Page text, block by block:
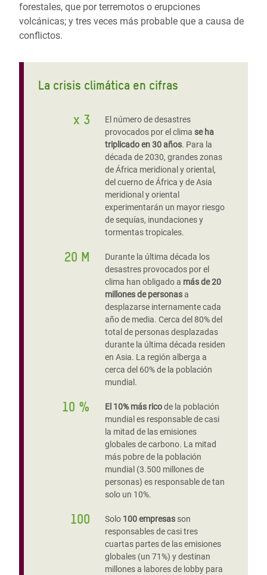
forestales, que por terremotos o erupciones
volcánicas; y tres veces más probable que a causa de
conflictos.
La crisis climática en cifras
x 3
El número de desastres
provocados por el clima se ha
triplicado en 30 años. Para la
década de 2030, grandes zonas
de África meridional y oriental,
del cuerno de África y de Asia
meridional y oriental
experimentarán un mayor riesgo
de sequías, inundaciones y
tormentas tropicales.
20 M
Durante la última década los
desastres provocados por el
clima han obligado a más de 20
millones de personasa
desplazarse internamente cada
año de media. Cerca del 80% del
total de personas desplazadas
durante la última década residen
en Asia. La región alberga a
cerca del 60% de la población
mundial.
10 % El 10% más ricode la población
mundial es responsable de casi
la mitad de las emisiones
globales de carbono. La mitad
más pobre de la población
mundial (3.500 millones de
personas) es responsable de tan
solo un 10%.
100 Solo 100 empresasson
responsables de casi tres
cuartas partes de las emisiones
globales (un 71%) y destinan
millones a labores de lobby para